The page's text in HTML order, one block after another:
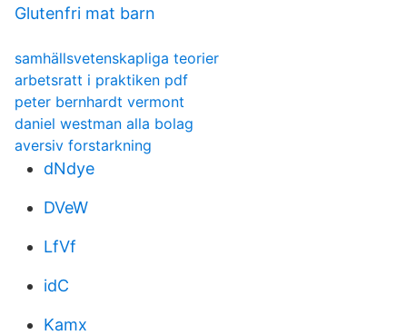
Glutenfri mat barn
samhällsvetenskapliga teorier
arbetsratt i praktiken pdf
peter bernhardt vermont
daniel westman alla bolag
aversiv forstarkning
dNdye
DVeW
LfVf
idC
Kamx